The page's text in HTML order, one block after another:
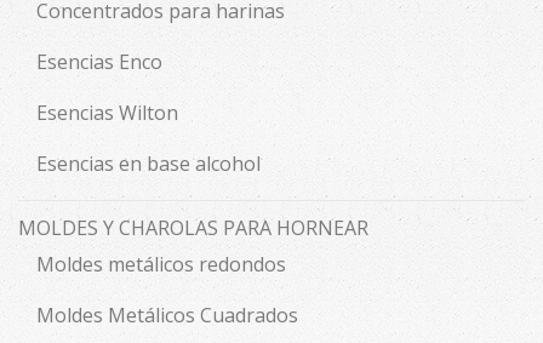
Concentrados para harinas
Esencias Enco
Esencias Wilton
Esencias en base alcohol
MOLDES Y CHAROLAS PARA HORNEAR
Moldes metálicos redondos
Moldes Metálicos Cuadrados